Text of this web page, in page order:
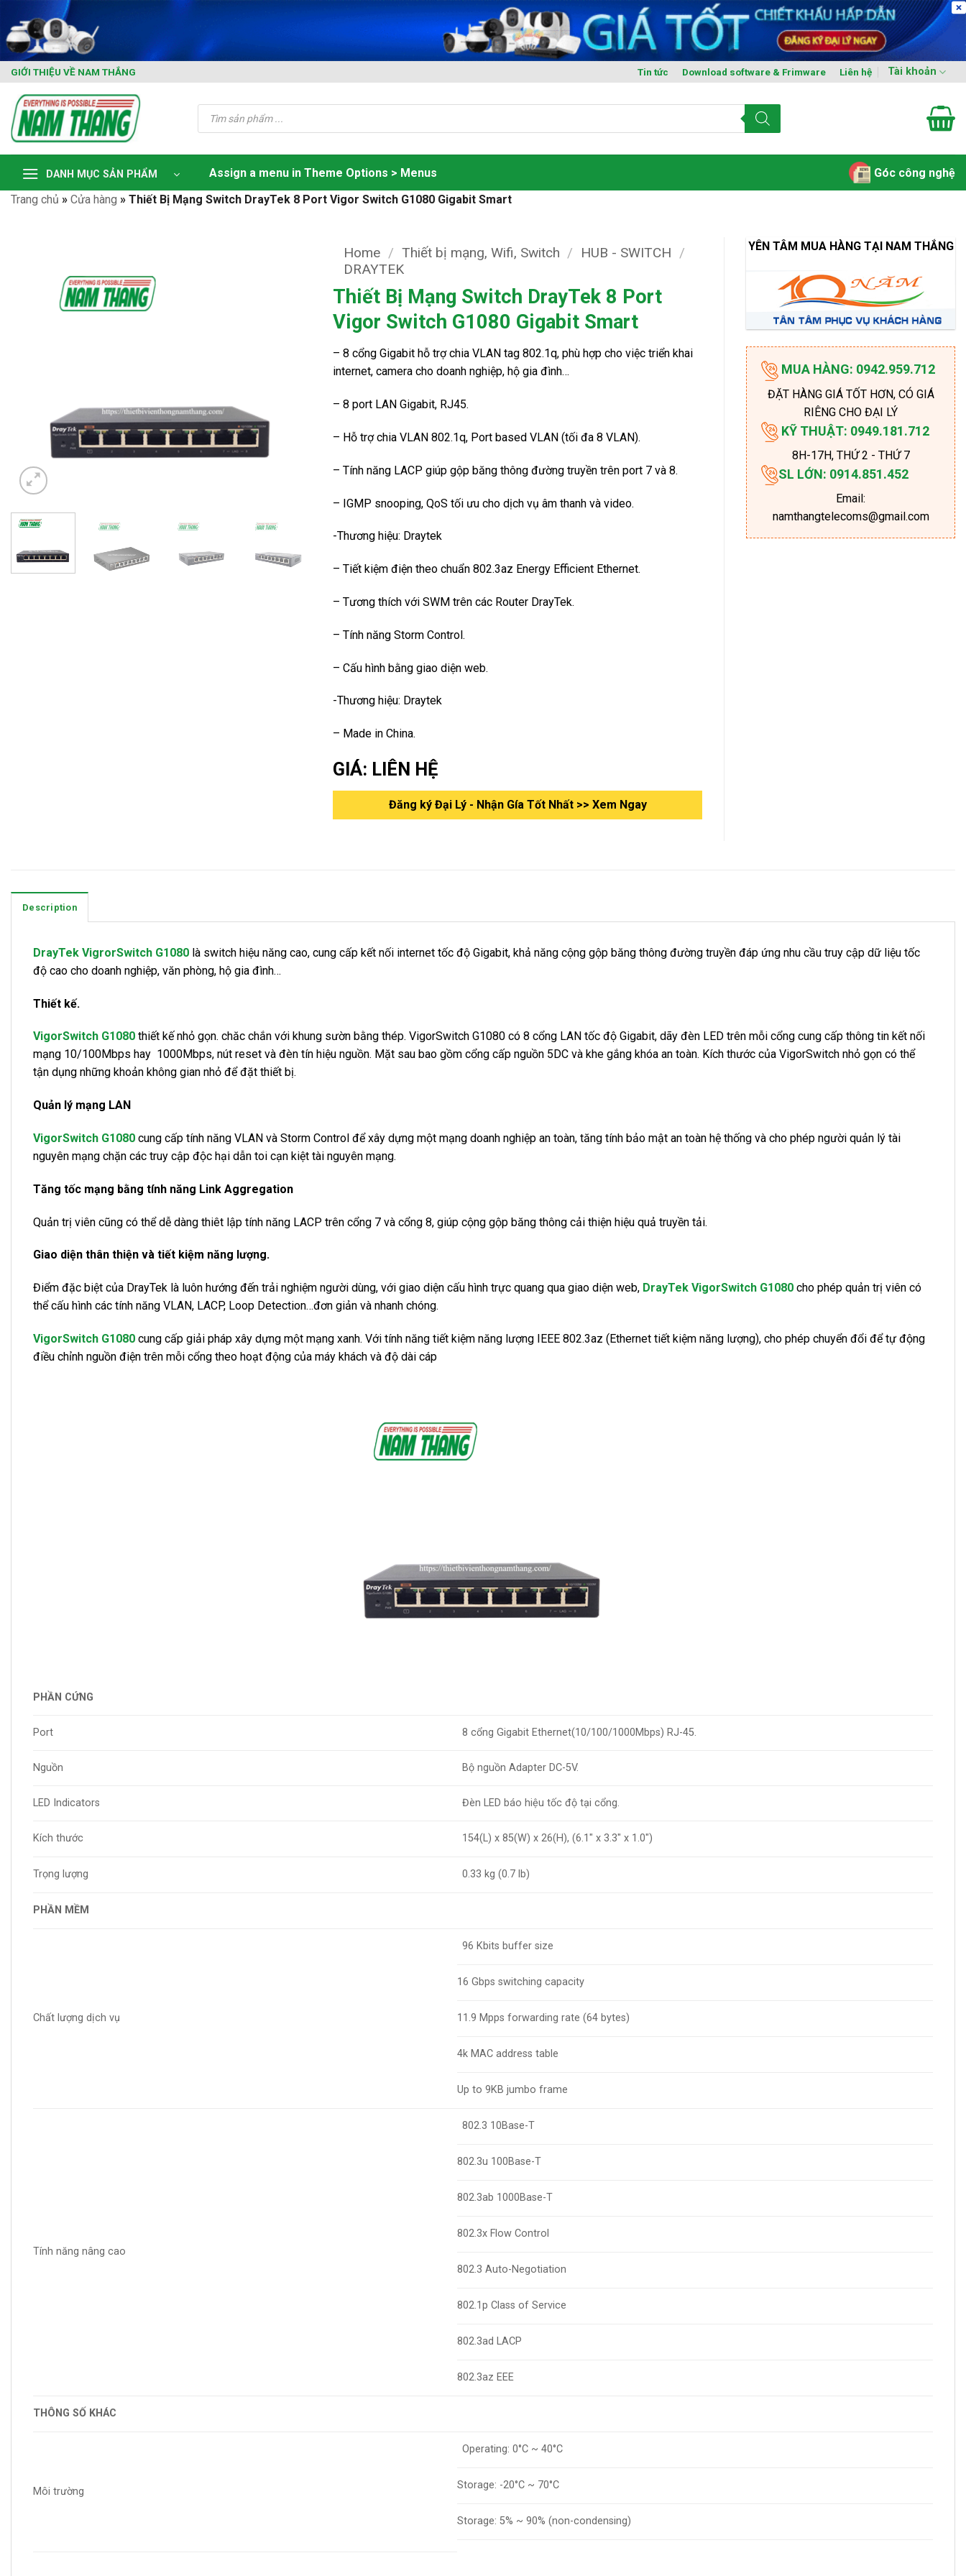
content
GIỚI THIỆU VỀ NAM THẮNG Tin tức Download software & Frimware Liên hệ Tài khoản
Tìm
kiếm
phẩm
DANH MỤC SẢN PHẨM Assign a menu in Theme Options > Menus
Góc công nghệ
Trang chủ » Cửa hàng » Thiết Bị Mạng Switch DrayTek 8 Port Vigor Switch G1080 Gigabit Smart
Home / Thiết bị mạng, Wifi, Switch / HUB - SWITCH /
DRAYTEK
Thiết Bị Mạng Switch DrayTek 8 Port
Vigor Switch G1080 Gigabit Smart
– 8 cổng Gigabit hỗ trợ chia VLAN tag 802.1q, phù hợp cho việc triển khai
internet, camera cho doanh nghiệp, hộ gia đình…
– 8 port LAN Gigabit, RJ45.
– Hỗ trợ chia VLAN 802.1q, Port based VLAN (tối đa 8 VLAN).
– Tính năng LACP giúp gộp băng thông đường truyền trên port 7 và 8.
– IGMP snooping, QoS tối ưu cho dịch vụ âm thanh và video.
-Thương hiệu: Draytek
– Tiết kiệm điện theo chuẩn 802.3az Energy Efficient Ethernet.
– Tương thích với SWM trên các Router DrayTek.
– Tính năng Storm Control.
– Cấu hình bằng giao diện web.
-Thương hiệu: Draytek
– Made in China.
GIÁ: LIÊN HỆ
Đăng ký Đại Lý - Nhận Gía Tốt Nhất >> Xem Ngay
YÊN TÂM MUA HÀNG TẠI NAM THẮNG
MUA HÀNG: 0942.959.712
ĐẶT HÀNG GIÁ TỐT HƠN, CÓ GIÁ
RIÊNG CHO ĐẠI LÝ
KỸ THUẬT: 0949.181.712
8H-17H, THỨ 2 - THỨ 7
SL LỚN: 0914.851.452
Email:
namthangtelecoms@gmail.com
Description
DrayTek VigrorSwitch G1080 là switch hiệu năng cao, cung cấp kết nối internet tốc độ Gigabit, khả năng cộng gộp băng thông đường truyền đáp ứng nhu cầu truy cập dữ liệu tốc
độ cao cho doanh nghiệp, văn phòng, hộ gia đình…
Thiết kế.
VigorSwitch G1080 thiết kế nhỏ gọn. chăc chắn với khung sườn bằng thép. VigorSwitch G1080 có 8 cổng LAN tốc độ Gigabit, dãy đèn LED trên mỗi cổng cung cấp thông tin kết nối
mạng 10/100Mbps hay 1000Mbps, nút reset và đèn tín hiệu nguồn. Mặt sau bao gồm cổng cấp nguồn 5DC và khe gắng khóa an toàn. Kích thước của VigorSwitch nhỏ gọn có thể
tận dụng những khoản không gian nhỏ để đặt thiết bị.
Quản lý mạng LAN
VigorSwitch G1080 cung cấp tính năng VLAN và Storm Control để xây dựng một mạng doanh nghiệp an toàn, tăng tính bảo mật an toàn hệ thống và cho phép người quản lý tài
nguyên mạng chặn các truy cập độc hại dẫn toi cạn kiệt tài nguyên mạng.
Tăng tốc mạng bằng tính năng Link Aggregation
Quản trị viên cũng có thể dễ dàng thiêt lập tính năng LACP trên cổng 7 và cổng 8, giúp cộng gộp băng thông cải thiện hiệu quả truyền tải.
Giao diện thân thiện và tiết kiệm năng lượng.
Điểm đặc biệt của DrayTek là luôn hướng đến trải nghiệm người dùng, với giao diện cấu hình trực quang qua giao diện web, DrayTek VigorSwitch G1080 cho phép quản trị viên có
thể cấu hình các tính năng VLAN, LACP, Loop Detection…đơn giản và nhanh chóng.
VigorSwitch G1080 cung cấp giải pháp xây dựng một mạng xanh. Với tính năng tiết kiệm năng lượng IEEE 802.3az (Ethernet tiết kiệm năng lượng), cho phép chuyển đổi để tự động
điều chỉnh nguồn điện trên mỗi cổng theo hoạt động của máy khách và độ dài cáp
PHẦN CỨNG
Port 8 cổng Gigabit Ethernet(10/100/1000Mbps) RJ-45.
Nguồn Bộ nguồn Adapter DC-5V.
LED Indicators Đèn LED báo hiệu tốc độ tại cổng.
Kích thước 154(L) x 85(W) x 26(H), (6.1″ x 3.3″ x 1.0″)
Trọng lượng 0.33 kg (0.7 lb)
PHẦN MỀM
Chất lượng dịch vụ
96 Kbits buffer size
16 Gbps switching capacity
11.9 Mpps forwarding rate (64 bytes)
4k MAC address table
Up to 9KB jumbo frame
Tính năng nâng cao
802.3 10Base-T
802.3u 100Base-T
802.3ab 1000Base-T
802.3x Flow Control
802.3 Auto-Negotiation
802.1p Class of Service
802.3ad LACP
802.3az EEE
THÔNG SỐ KHÁC
Môi trường
Operating: 0°C ~ 40°C
Storage: -20°C ~ 70°C
Storage: 5% ~ 90% (non-condensing)